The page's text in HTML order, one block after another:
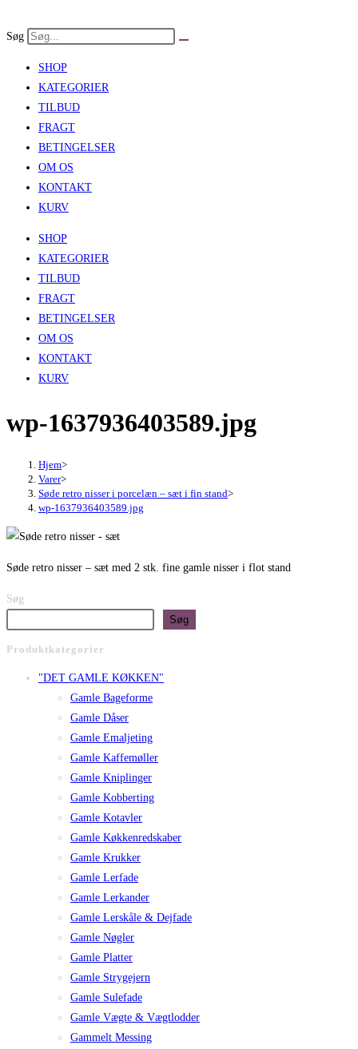
to
Søg
SHOP
KATEGORIER
TILBUD
FRAGT
BETINGELSER
OM OS
KONTAKT
KURV
SHOP
KATEGORIER
TILBUD
FRAGT
BETINGELSER
OM OS
KONTAKT
KURV
wp-1637936403589.jpg
Hjem>
Varer>
Søde retro nisser i porcelæn – sæt i fin stand>
wp-1637936403589.jpg
Søde retro nisser – sæt med 2 stk. fine gamle nisser i flot stand
Søg
Søg
Produktkategorier
"DET GAMLE KØKKEN"
Gamle Bageforme
Gamle Dåser
Gamle Emaljeting
Gamle Kaffemøller
Gamle Kniplinger
Gamle Kobberting
Gamle Kotavler
Gamle Køkkenredskaber
Gamle Krukker
Gamle Lerfade
Gamle Lerkander
Gamle Lerskåle & Dejfade
Gamle Nøgler
Gamle Platter
Gamle Strygejern
Gamle Sulefade
Gamle Vægte & Vægtlodder
Gammelt Messing